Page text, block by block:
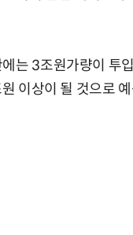
는 3조원가량이 투
이상이 될 것으로